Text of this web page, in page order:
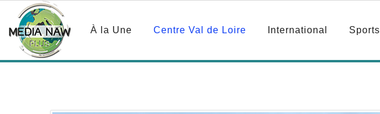
À la Une Centre Val de Loire International Sports